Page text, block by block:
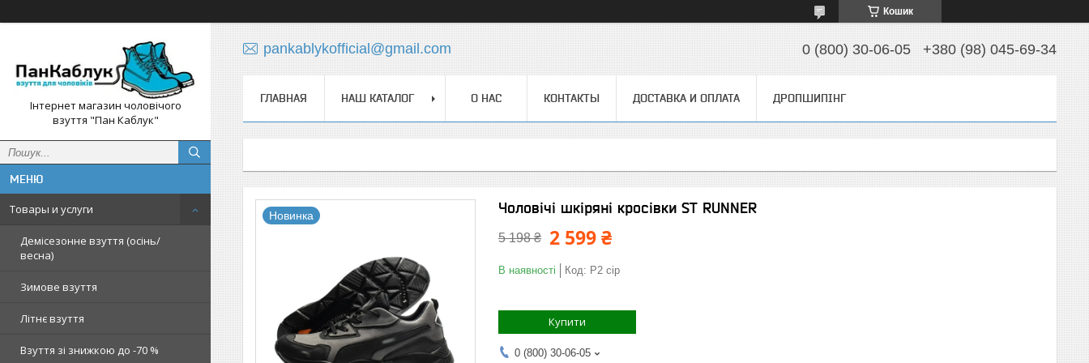
Кошик
Інтернет магазин чоловічого
взуття "Пан Каблук"
Товары и услуги
Демісезонне взуття (осінь/
весна)
Зимове взуття
Літнє взуття
Взуття зі знижкою до -70 %
pankablykofficial@gmail.com 0 (800) 30-06-05 +380 (98) 045-69-34
ГЛАВНАЯ НАШ КАТАЛОГ О НАС КОНТАКТЫ ДОСТАВКА И ОПЛАТА ДРОПШИПІНГ
Новинка Чоловічі шкіряні кросівки ST RUNNER
5 198 ₴ 2 599 ₴
В наявності Код: Р2 сір
Купити
0 (800) 30-06-05